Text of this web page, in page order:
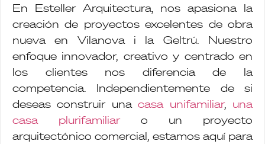
En Esteller Arquitectura, nos apasiona la
creación de proyectos excelentes de obra
nueva en Vilanova i la Geltrú. Nuestro
enfoque innovador, creativo y centrado en
los clientes nos diferencia de la
competencia. Independientemente de si
deseas construir unacasa unifamiliar, una
casa plurifamiliaro un proyecto
arquitectónico comercial, estamos aquí para